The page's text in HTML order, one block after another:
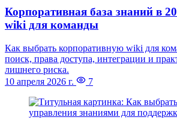
Корпоративная база знаний в
wiki для команды
Как выбрать корпоративную wiki для
поиск, права доступа, интеграции и
лишнего риска.
10 апреля 2026 г.
7